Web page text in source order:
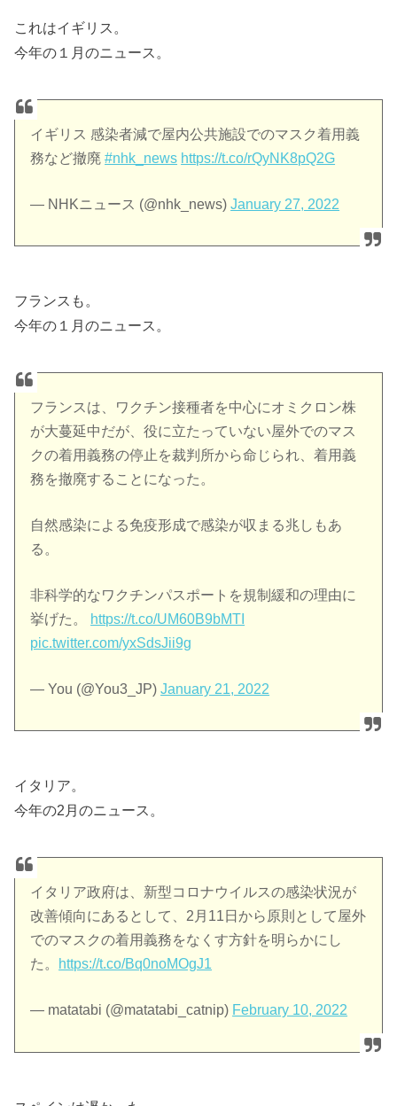
これはイギリス。
今年の１月のニュース。
イギリス 感染者減で屋内公共施設でのマスク着用義
務など撤廃#nhk_news https://t.co/rQyNK8pQ2G
— NHKニュース (@nhk_news)January 27, 2022
フランスも。
今年の１月のニュース。
フランスは、ワクチン接種者を中心にオミクロン株
が大蔓延中だが、役に立たっていない屋外でのマス
クの着用義務の停止を裁判所から命じられ、着用義
務を撤廃することになった。
自然感染による免疫形成で感染が収まる兆しもあ
る。
非科学的なワクチンパスポートを規制緩和の理由に
挙げた。
https://t.co/UM60B9bMTI
pic.twitter.com/yxSdsJii9g
— You (@You3_JP)January 21, 2022
イタリア。
今年の2月のニュース。
イタリア政府は、新型コロナウイルスの感染状況が
改善傾向にあるとして、2月11日から原則として屋外
でのマスクの着用義務をなくす方針を明らかにし
た。
https://t.co/Bq0noMOgJ1
— matatabi (@matatabi_catnip) February 10, 2022